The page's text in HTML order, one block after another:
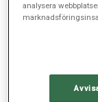
analysera